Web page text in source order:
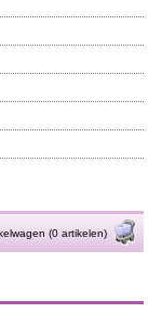
(0 artikelen)